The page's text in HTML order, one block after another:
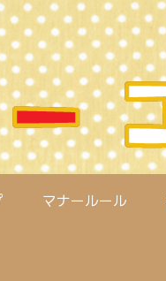
マナールール